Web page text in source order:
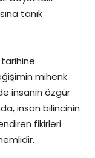
tanık
mihenk
insanın özgür
insan bilincinin
fikirleri